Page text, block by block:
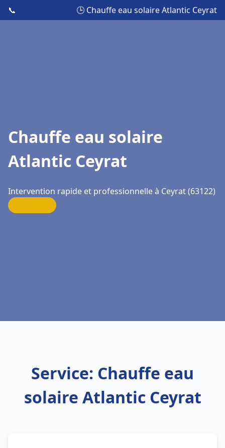
📞 🕒 Chauffe eau solaire Atlantic Ceyrat
Chauffe eau solaire
Atlantic Ceyrat
Intervention rapide et professionnelle à Ceyrat (63122)
Service: Chauffe eau
solaire Atlantic Ceyrat